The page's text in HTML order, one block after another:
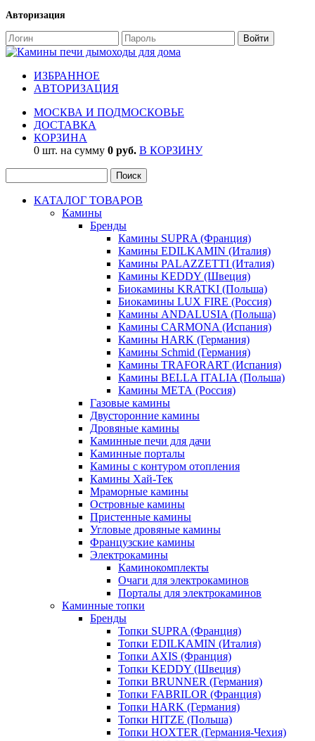
Авторизация
ИЗБРАННОЕ
АВТОРИЗАЦИЯ
МОСКВА И ПОДМОСКОВЬЕ
ДОСТАВКА
КОРЗИНА
0 шт. на сумму 0 руб. В КОРЗИНУ
КАТАЛОГ ТОВАРОВ
Камины
Бренды
Камины SUPRA (Франция)
Камины EDILKAMIN (Италия)
Камины PALAZZETTI (Италия)
Камины KEDDY (Швеция)
Биокамины KRATKI (Польша)
Биокамины LUX FIRE (Россия)
Камины ANDALUSIA (Польша)
Камины CARMONA (Испания)
Камины HARK (Германия)
Камины Schmid (Германия)
Камины TRAFORART (Испания)
Камины BELLA ITALIA (Польша)
Камины МЕТА (Россия)
Газовые камины
Двусторонние камины
Дровяные камины
Каминные печи для дачи
Каминные порталы
Камины с контуром отопления
Камины Хай-Тек
Мраморные камины
Островные камины
Пристенные камины
Угловые дровяные камины
Французские камины
Электрокамины
Каминокомплекты
Очаги для электрокаминов
Порталы для электрокаминов
Каминные топки
Бренды
Топки SUPRA (Франция)
Топки EDILKAMIN (Италия)
Топки AXIS (Франция)
Топки KEDDY (Швеция)
Топки BRUNNER (Германия)
Топки FABRILOR (Франция)
Топки HARK (Германия)
Топки HITZE (Польша)
Топки HOXTER (Германия-Чехия)